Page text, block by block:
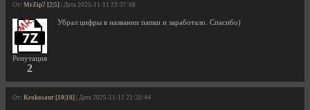
От: MrZip7 [2|5] | Дата 2025-11-11 23:37:08
Репутация
2
Убрал цифры в названии папки и заработало. Спасибо)
От: Krokosaur [10|10] | Дата 2025-11-11 21:20:44